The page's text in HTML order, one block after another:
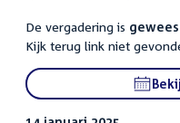
De vergadering is
Kijk terug link niet